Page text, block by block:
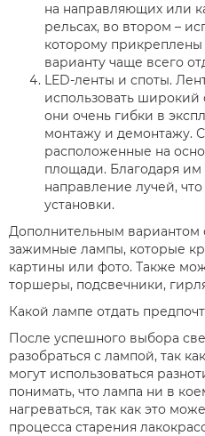
на направляющих или
рельсах, во втором –
которому
варианту чаще всего
LED-ленты и споты.
использовать широкий
они очень гибки в
монтажу и демонтажу.
расположенные на
площади. Благодаря
направление лучей,
установки.
Дополнительным вариантом
зажимные лампы, которые
картины или фото. Также
торшеры, подсвечники,
Какой лампе отдать
После успешного выбора
разобраться с лампой, так
могут использоваться
понимать, что лампа ни в
нагреваться, так как это
процесса старения